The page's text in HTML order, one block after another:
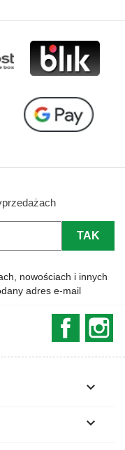
nowościach i innych
adres e-mail

